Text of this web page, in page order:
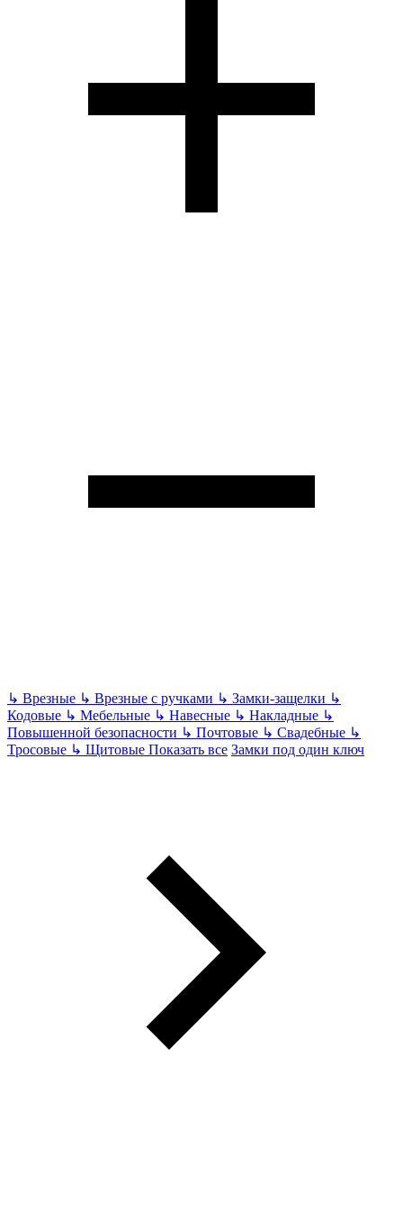
↳ Врезные ↳ Врезные с ручками ↳ Замки-защелки ↳
Кодовые ↳ Мебельные ↳ Навесные ↳ Накладные ↳
Повышенной безопасности ↳ Почтовые ↳ Свадебные ↳
Тросовые ↳ Щитовые Показать все Замки под один ключ